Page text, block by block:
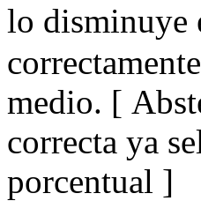
lo
medio. [
correcta ya
porcentual ]